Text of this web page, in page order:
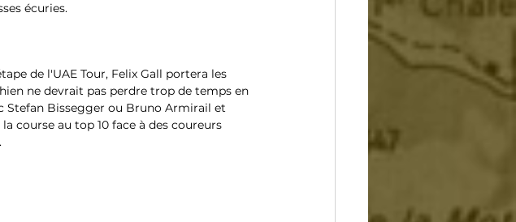
écuries.
de l'UAE Tour, Felix Gall portera les
ne devrait pas perdre trop de temps en
Stefan Bissegger ou Bruno Armirail et
course au top 10 face à des coureurs